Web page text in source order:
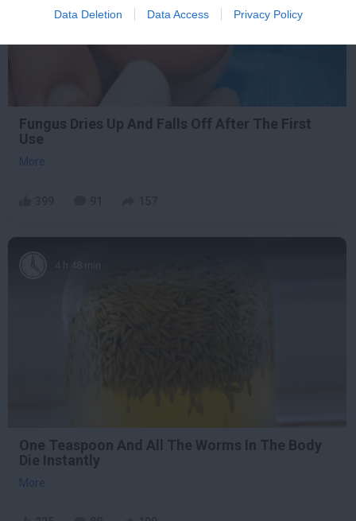
Data Deletion Data Access Privacy Policy
Fungus Dries Up And Falls Off After The First
Use
More
One Teaspoon And All The Worms In The Body
Die Instantly
More